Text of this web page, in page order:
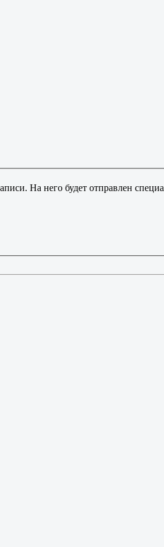
На него будет отправлен